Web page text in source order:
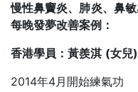
慢性鼻竇炎、肺炎、鼻
每晚發夢改善案例：
香港學員：黃羨淇 (女兒
2014年4月開始練氣功